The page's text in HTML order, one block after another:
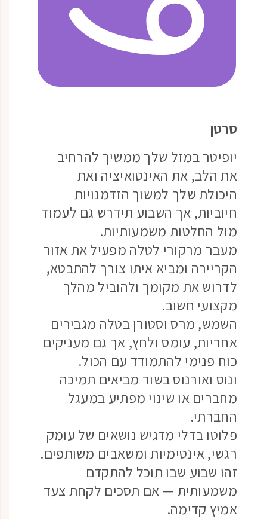
סרטן
יופיטר במזל שלך ממשיך להרחיב
את הלב, את האינטואיציה ואת
היכולת שלך למשוך הזדמנויות
חיוביות, אך השבוע תידרש גם לעמוד
מול החלטות משמעותיות.
מעבר מרקורי לטלה מפעיל את אזור
הקריירה ומביא איתו צורך להתבטא,
לדרוש את מקומך ולהוביל מהלך
מקצועי חשוב.
השמש, מרס וסטורן בטלה מגבירים
אחריות, עומס ולחץ, אך גם מעניקים
כוח פנימי להתמודד עם הכול.
ונוס ואורנוס בשור מביאים תמיכה
מחברים או שינוי מפתיע במעגל
החברתי.
פלוטו בדלי מדגיש נושאים של עומק
רגשי, אינטימיות ומשאבים משותפים.
זהו שבוע שבו תוכל להתקדם
משמעותית — אם תסכים לקחת צעד
אמיץ קדימה.